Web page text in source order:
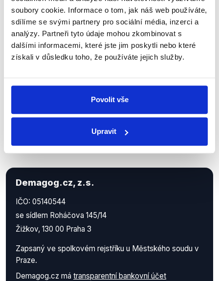
soubory cookie. Informace o tom, jak náš web používáte,
sdílíme se svými partnery pro sociální média, inzerci a
analýzy. Partneři tyto údaje mohou zkombinovat s
dalšími informacemi, které jste jim poskytli nebo které
získali v důsledku toho, že používáte jejich služby.
Povolit vše
Upravit
Sociální sítě
Nenechte si ujít nejnovější události
z Demagog.cz. Sdílením našich
příspěvků přátelům podpoříte naši
práci.
Demagog.cz, z.s.
IČO: 05140544
se sídlem Roháčova 145/14
Žižkov, 130 00 Praha 3
Zapsaný ve spolkovém rejstříku u Městského soudu v
Praze.
Demagog.cz má transparentní bankovní účet